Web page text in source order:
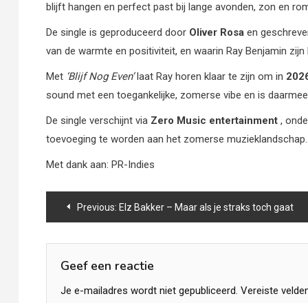
blijft hangen en perfect past bij lange avonden, zon en
De single is geproduceerd door Oliver Rosa en
van de warmte en positiviteit, en waarin Ray Benjamin
Met ‘Blijf Nog Even’laat Ray horen klaar te zijn om in
sound met een toegankelijke, zomerse vibe en is
De single verschijnt via Zero Music entertainment ,
toevoeging te worden aan het zomerse muzieklandschap.
Met dank aan: PR-Indies
Bericht
navigatie
Previous: Elz Bakker – Maar als je straks toch gaat
Geef een reactie
Je e-mailadres wordt niet gepubliceerd. Vereiste